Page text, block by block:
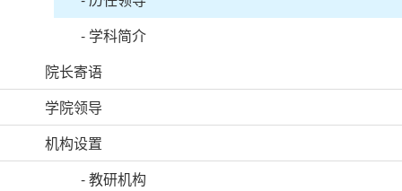
- 学科简介
院长寄语
学院领导
机构设置
-教研机构